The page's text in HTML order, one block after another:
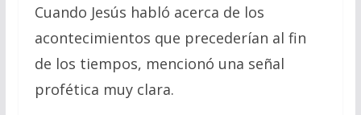
Cuando Jesús habló acerca de los
acontecimientos que precederían al fin
de los tiempos, mencionó una señal
profética muy clara.